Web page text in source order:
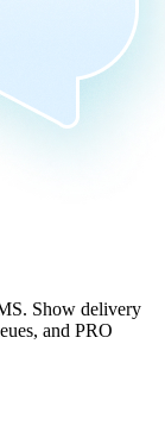
Show delivery
and PRO